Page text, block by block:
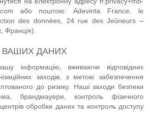
або поштою: Adevinta France, le
des données, 24 rue des Jeûneurs –
Франція).
ВАШИХ ДАНИХ
інформацію, вживаючи відповідних
заходів, з метою забезпечення
до ризику. Наші заходи безпеки
брандмауери, контроль фізичного
обробки даних та контроль доступу